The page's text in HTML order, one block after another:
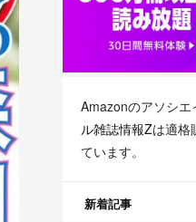
Amazonのアソシエ
ル雑誌情報Zは適格
ています。
新着記事